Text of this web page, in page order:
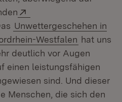
in neuem Fenster)
Unwettergeschehen in
Westfalen hat uns
deutlich vor Augen
einen leistungsfähigen
sind. Und dieser
Menschen, die sich den